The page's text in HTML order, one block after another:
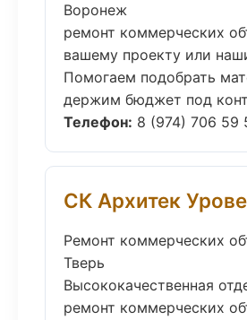
Воронеж
ремонт коммерческих
вашему проекту или
Помогаем подобрать
держим бюджет под
Телефон: 8 (974) 706 59
СК Архитек
Ремонт коммерческих
Тверь
Высококачественная
ремонт коммерческих